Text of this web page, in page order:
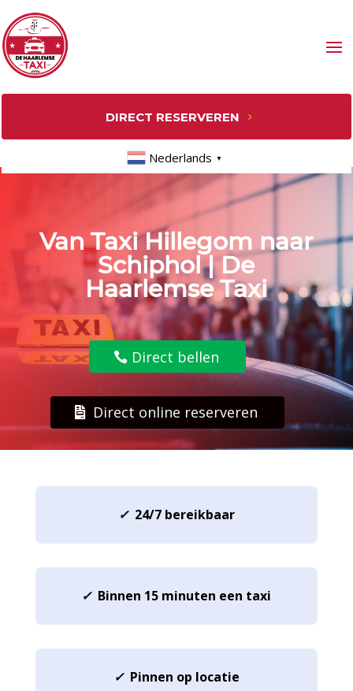
DIRECT RESERVEREN
Nederlands ▼
Van Taxi Hillegom naar
Schiphol | De
Haarlemse Taxi
Direct bellen
Direct online reserveren
✓24/7 bereikbaar
✓ Binnen 15 minuten een taxi
✓Pinnen op locatie